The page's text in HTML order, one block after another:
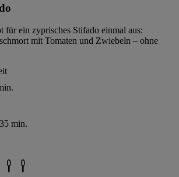
für ein zyprisches Stifado einmal aus:
mit Tomaten und Zwiebeln – ohne
min.